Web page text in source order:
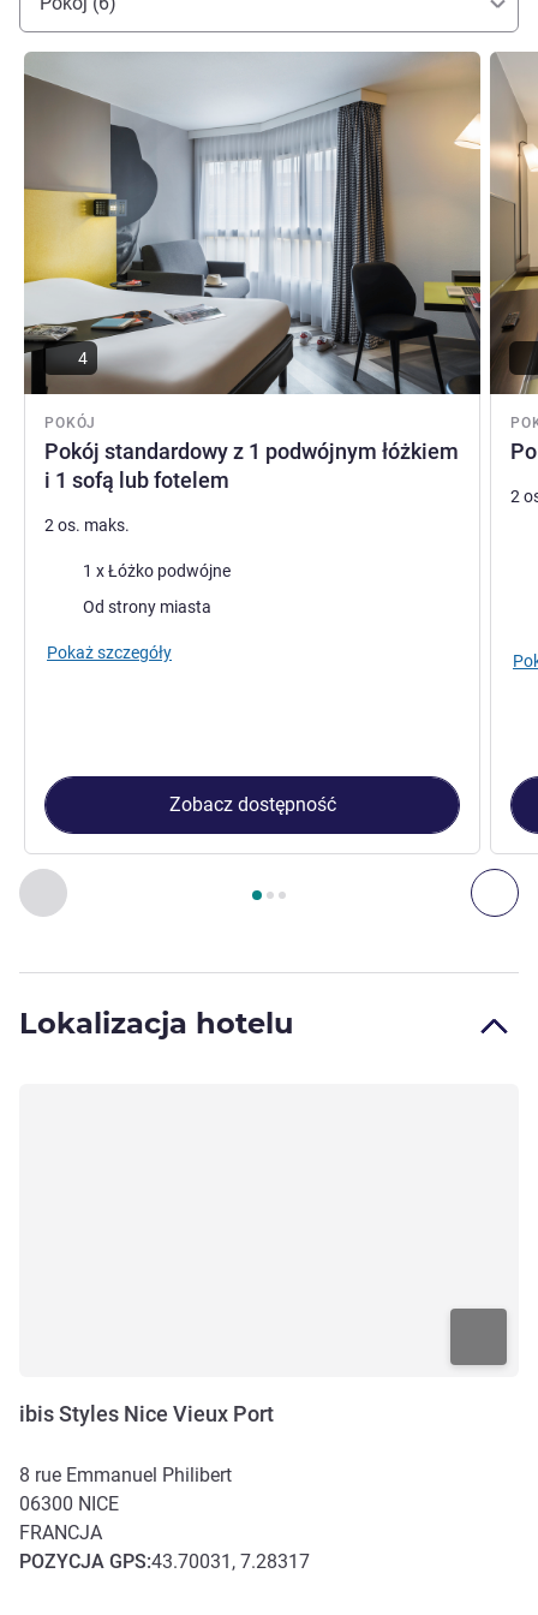
Poprzedni - Pokój
Strona , Pokój 1 : Pokój standardowy z 1 podwójnym
POKÓJ
Pokój standardowy z 1 podwójnym łóżkiem
i 1 sofą lub fotelem
Pokaż szczegóły
4
2 os. maks.
Pościel1 x Łóżko podwójne
Widoki:Od strony miasta
Pokaż szczegóły
Zobacz dostępność
Pokaż
2
Lokalizacja hotelu
ibis Styles Nice Vieux Port
8 rue Emmanuel Philibert
06300 NICE
FRANCJA
POZYCJA GPS:43.70031, 7.28317